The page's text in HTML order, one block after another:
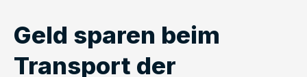
Geld sparen beim
Transport der